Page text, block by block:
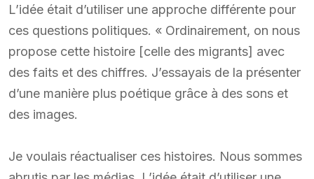
L’idée était d’utiliser une approche différente pour
ces questions politiques. « Ordinairement, on nous
propose cette histoire [celle des migrants] avec
des faits et des chiffres. J’essayais de la présenter
d’une manière plus poétique grâce à des sons et
des images.
Je voulais réactualiser ces histoires. Nous sommes